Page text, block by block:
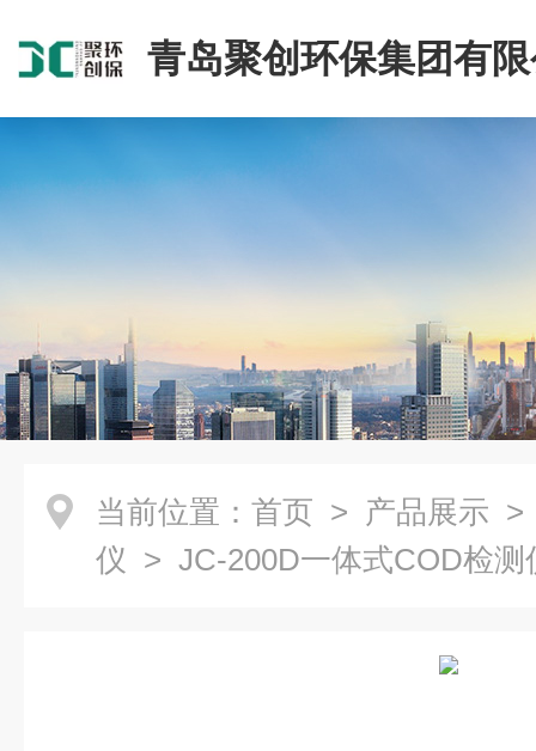
青岛聚创环保集团有
当前位置： 首页 > 产品展示
仪 > JC-200D一体式COD检测